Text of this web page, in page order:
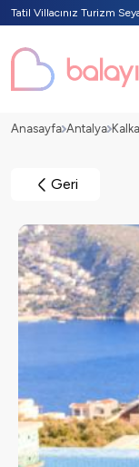
Tatil Villacınız Turizm
Anasayfa Antalya
Geri